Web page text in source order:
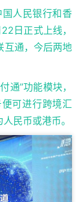
人民银行和香
日正式上线，
互通，今后两地
通”功能模块，
可进行跨境汇
民币或港币。